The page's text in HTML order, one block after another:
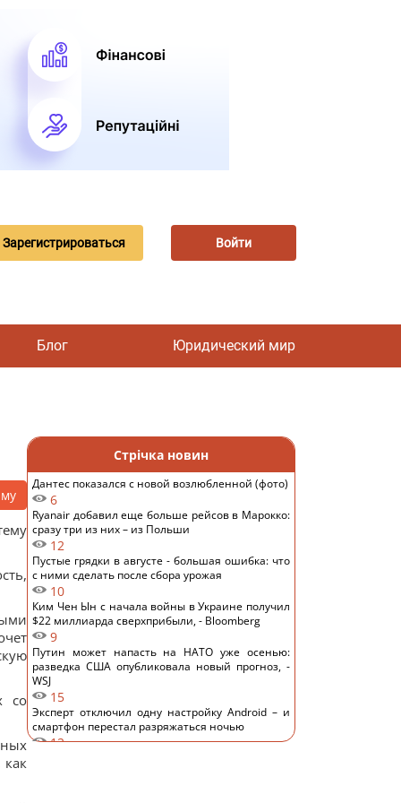
Зарегистрироваться Войти
Блог Юридический мир
со
Стрічка новин
Дантес показался с новой возлюбленной (фото)
6
Ryanair добавил еще больше рейсов в Марокко:
сразу три из них – из Польши
12
Пустые грядки в августе - большая ошибка: что
с ними сделать после сбора урожая
10
Ким Чен Ын с начала войны в Украине получил
$22 миллиарда сверхприбыли, - Bloomberg
9
Путин может напасть на НАТО уже осенью:
разведка США опубликовала новый прогноз, -
WSJ
15
Эксперт отключил одну настройку Android – и
смартфон перестал разряжаться ночью
12